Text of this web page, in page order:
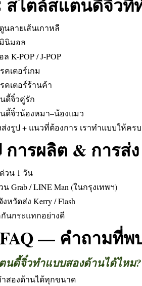
สไตล์สแตนดี้จิ๋วที่
นลายเส้นเกาหลี
นิมอล
K-POP / J-POP
คเตอร์เกม
คเตอร์ร้านค้า
ดี้จิ๋วคู่รัก
ดี้จิ๋วน้องหมา–น้องแมว
ส่งรูป + แนวที่ต้องการ เราทำแบบให้คร
การผลิต & การส่ง
วน 1 วัน
น Grab / LINE Man (ในกรุงเทพฯ)
งหวัดส่ง Kerry / Flash
นกระแทกอย่างดี
FAQ — คำถามที่พ
นดี้จิ๋วทำแบบสองด้านได้ไหม?
ำสองด้านได้ทุกขนาด